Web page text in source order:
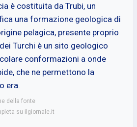
è costituita da Trubi, un
una formazione geologica di
pelagica, presente proprio
Turchi è un sito geologico
conformazioni a onde
che ne permettono la
era.
della fonte
su ilgiornale.it